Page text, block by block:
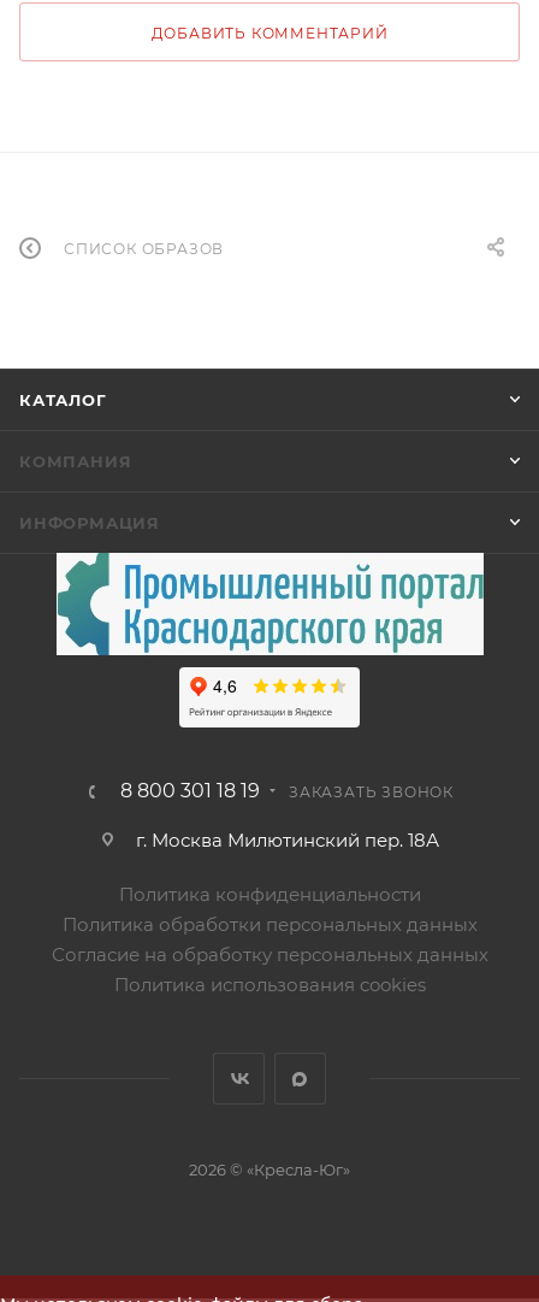
ДОБАВИТЬ КОММЕНТАРИЙ
СПИСОК ОБРАЗОВ
КАТАЛОГ
КОМПАНИЯ
ИНФОРМАЦИЯ
8 800 301 18 19 ЗАКАЗАТЬ ЗВОНОК
г. Москва Милютинский пер. 18А
Политика конфиденциальности
Политика обработки персональных данных
Согласие на обработку персональных данных
Политика использования cookies
2026 © «Кресла-Юг»